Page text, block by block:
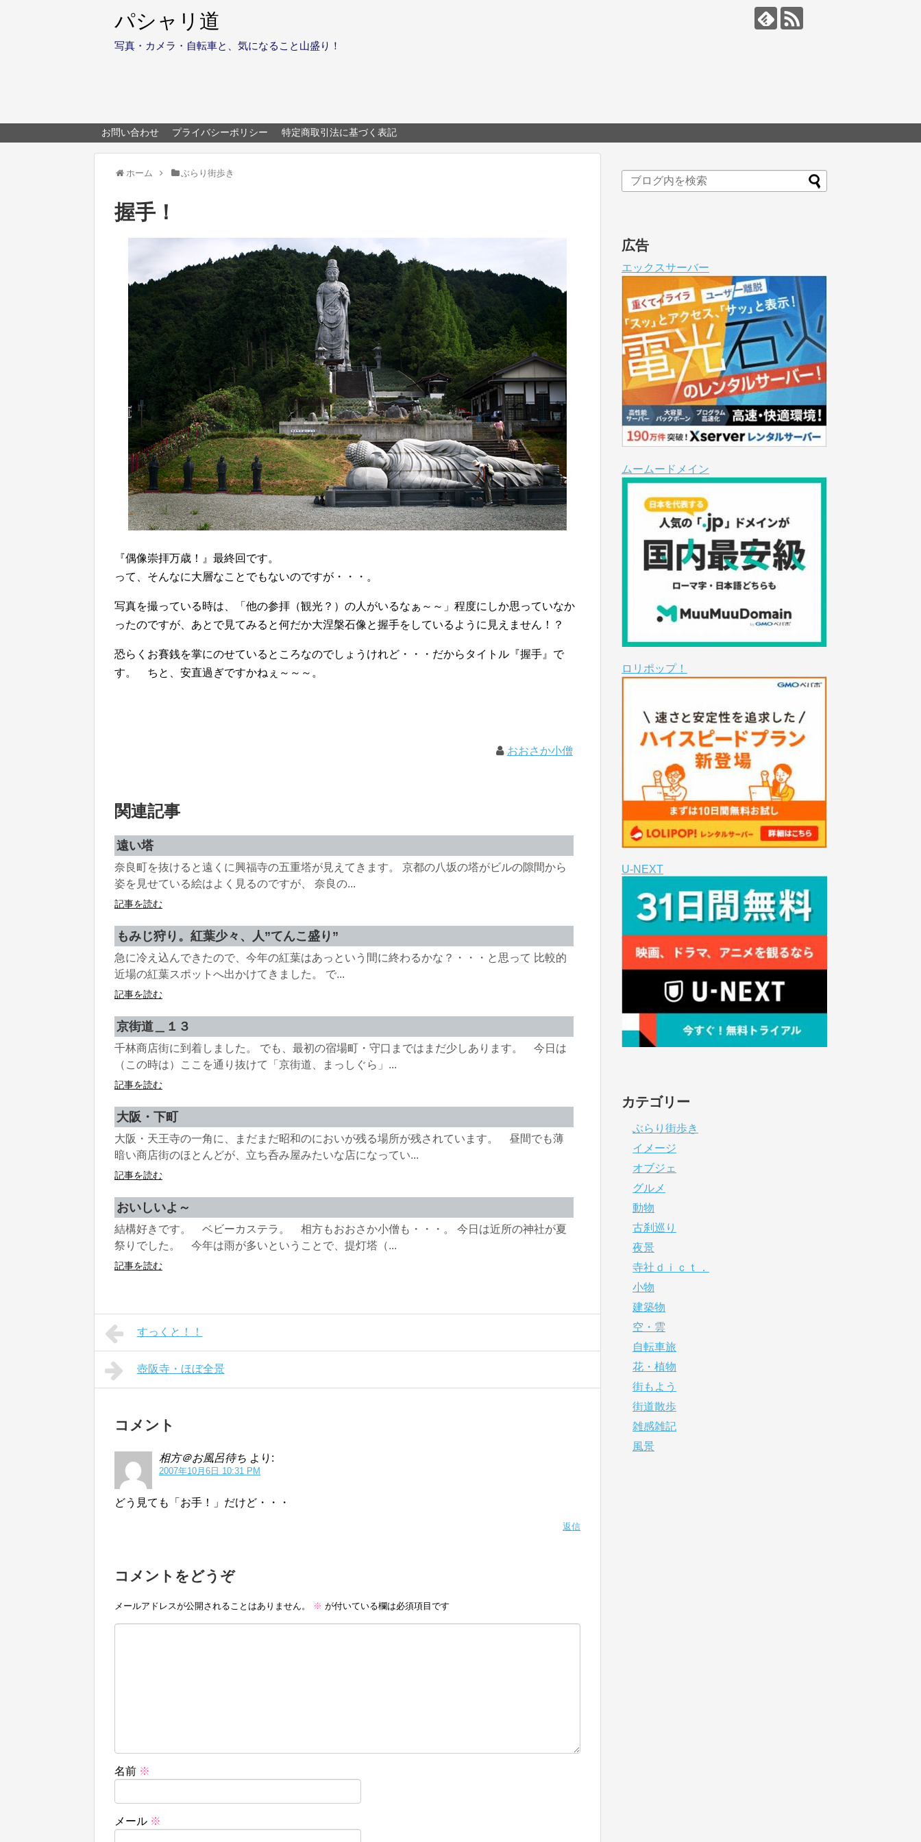
パシャリ道
写真・カメラ・自転車と、気になること山盛り！
お問い合わせ プライバシーポリシー 特定商取引法に基づく表記
ホーム ぶらり街歩き
握手！
『偶像崇拝万歳！』最終回です。
って、そんなに大層なことでもないのですが・・・。
写真を撮っている時は、「他の参拝（観光？）の人がいるなぁ～～」程度にしか思っていなか
ったのですが、あとで見てみると何だか大涅槃石像と握手をしているように見えません！？
恐らくお賽銭を掌にのせているところなのでしょうけれど・・・だからタイトル『握手』で
す。 ちと、安直過ぎですかねぇ～～～。
おおさか小僧
関連記事
遠い塔
奈良町を抜けると遠くに興福寺の五重塔が見えてきます。 京都の八坂の塔がビルの隙間から
姿を見せている絵はよく見るのですが、 奈良の...
記事を読む
もみじ狩り。紅葉少々、人”てんこ盛り”
急に冷え込んできたので、今年の紅葉はあっという間に終わるかな？・・・と思って 比較的
近場の紅葉スポットへ出かけてきました。 で...
記事を読む
京街道＿１３
千林商店街に到着しました。 でも、最初の宿場町・守口まではまだ少しあります。 今日は
（この時は）ここを通り抜けて「京街道、まっしぐら」...
記事を読む
大阪・下町
大阪・天王寺の一角に、まだまだ昭和のにおいが残る場所が残されています。 昼間でも薄
暗い商店街のほとんどが、立ち呑み屋みたいな店になってい...
記事を読む
おいしいよ～
結構好きです。 ベビーカステラ。 相方もおおさか小僧も・・・。 今日は近所の神社が夏
祭りでした。 今年は雨が多いということで、提灯塔（...
記事を読む
すっくと！！
壺阪寺・ほぼ全景
コメント
相方＠お風呂待ち より:
2007年10月6日 10:31 PM
どう見ても「お手！」だけど・・・
返信
コメントをどうぞ
メールアドレスが公開されることはありません。 ※ が付いている欄は必須項目です
名前 ※
メール ※
広告
エックスサーバー
ムームードメイン
ロリポップ！
U-NEXT
カテゴリー
ぶらり街歩き
イメージ
オブジェ
グルメ
動物
古刹巡り
夜景
寺社ｄｉｃｔ．
小物
建築物
空・雲
自転車旅
花・植物
街もよう
街道散歩
雑感雑記
風景